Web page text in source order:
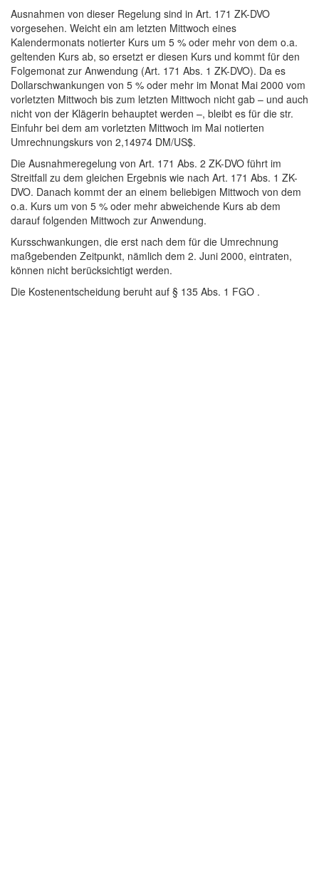
Ausnahmen von dieser Regelung sind in Art. 171 ZK-DVO
vorgesehen. Weicht ein am letzten Mittwoch eines
Kalendermonats notierter Kurs um 5 % oder mehr von dem o.a.
geltenden Kurs ab, so ersetzt er diesen Kurs und kommt für den
Folgemonat zur Anwendung (Art. 171 Abs. 1 ZK-DVO). Da es
Dollarschwankungen von 5 % oder mehr im Monat Mai 2000 vom
vorletzten Mittwoch bis zum letzten Mittwoch nicht gab – und auch
nicht von der Klägerin behauptet werden –, bleibt es für die str.
Einfuhr bei dem am vorletzten Mittwoch im Mai notierten
Umrechnungskurs von 2,14974 DM/US$.
Die Ausnahmeregelung von Art. 171 Abs. 2 ZK-DVO führt im
Streitfall zu dem gleichen Ergebnis wie nach Art. 171 Abs. 1 ZK-
DVO. Danach kommt der an einem beliebigen Mittwoch von dem
o.a. Kurs um von 5 % oder mehr abweichende Kurs ab dem
darauf folgenden Mittwoch zur Anwendung.
Kursschwankungen, die erst nach dem für die Umrechnung
maßgebenden Zeitpunkt, nämlich dem 2. Juni 2000, eintraten,
können nicht berücksichtigt werden.
Die Kostenentscheidung beruht auf § 135 Abs. 1 FGO .